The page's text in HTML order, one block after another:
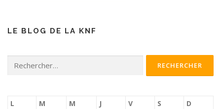
LE BLOG DE LA KNF
L M M J V S D